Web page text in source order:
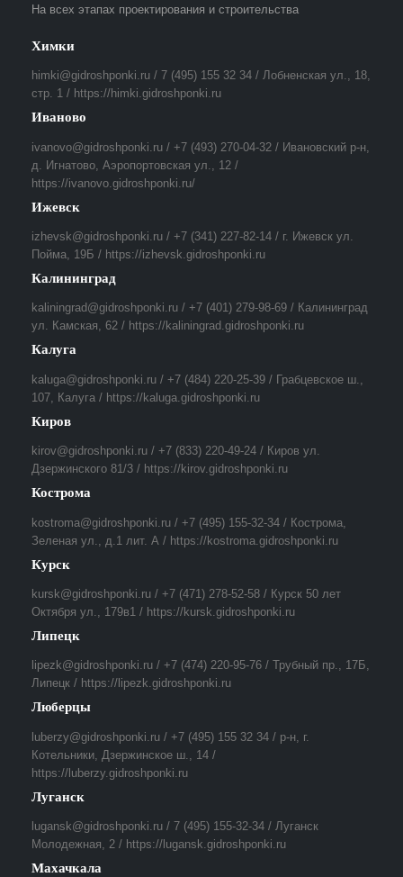
На всех этапах проектирования и строительства
Химки
himki@gidroshponki.ru / 7 (495) 155 32 34 / Лобненская ул., 18,
стр. 1 / https://himki.gidroshponki.ru
Иваново
ivanovo@gidroshponki.ru / +7 (493) 270-04-32 / Ивановский р-н,
д. Игнатово, Аэропортовская ул., 12 /
https://ivanovo.gidroshponki.ru/
Ижевск
izhevsk@gidroshponki.ru / +7 (341) 227-82-14 / г. Ижевск ул.
Пойма, 19Б / https://izhevsk.gidroshponki.ru
Калининград
kaliningrad@gidroshponki.ru / +7 (401) 279-98-69 / Калининград
ул. Камская, 62 / https://kaliningrad.gidroshponki.ru
Калуга
kaluga@gidroshponki.ru / +7 (484) 220-25-39 / Грабцевское ш.,
107, Калуга / https://kaluga.gidroshponki.ru
Киров
kirov@gidroshponki.ru / +7 (833) 220-49-24 / Киров ул.
Дзержинского 81/3 / https://kirov.gidroshponki.ru
Кострома
kostroma@gidroshponki.ru / +7 (495) 155-32-34 / Кострома,
Зеленая ул., д.1 лит. А / https://kostroma.gidroshponki.ru
Курск
kursk@gidroshponki.ru / +7 (471) 278-52-58 / Курск 50 лет
Октября ул., 179в1 / https://kursk.gidroshponki.ru
Липецк
lipezk@gidroshponki.ru / +7 (474) 220-95-76 / Трубный пр., 17Б,
Липецк / https://lipezk.gidroshponki.ru
Люберцы
luberzy@gidroshponki.ru / +7 (495) 155 32 34 / р-н, г.
Котельники, Дзержинское ш., 14 /
https://luberzy.gidroshponki.ru
Луганск
lugansk@gidroshponki.ru / 7 (495) 155-32-34 / Луганск
Молодежная, 2 / https://lugansk.gidroshponki.ru
Махачкала